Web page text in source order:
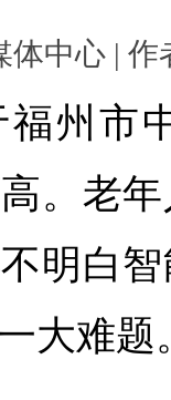
中心 | 作
福州市
。老
明白
大难题